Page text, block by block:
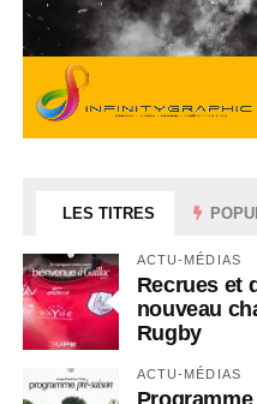
LES TITRES
ACTU-MÉDIAS
Recrues et
nouveau
Rugby
ACTU-MÉDIAS